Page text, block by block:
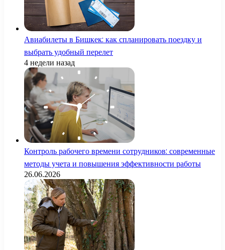
Авиабилеты в Бишкек: как спланировать поездку и
выбрать удобный перелет
4 недели назад
Контроль рабочего времени сотрудников: современные
методы учета и повышения эффективности работы
26.06.2026